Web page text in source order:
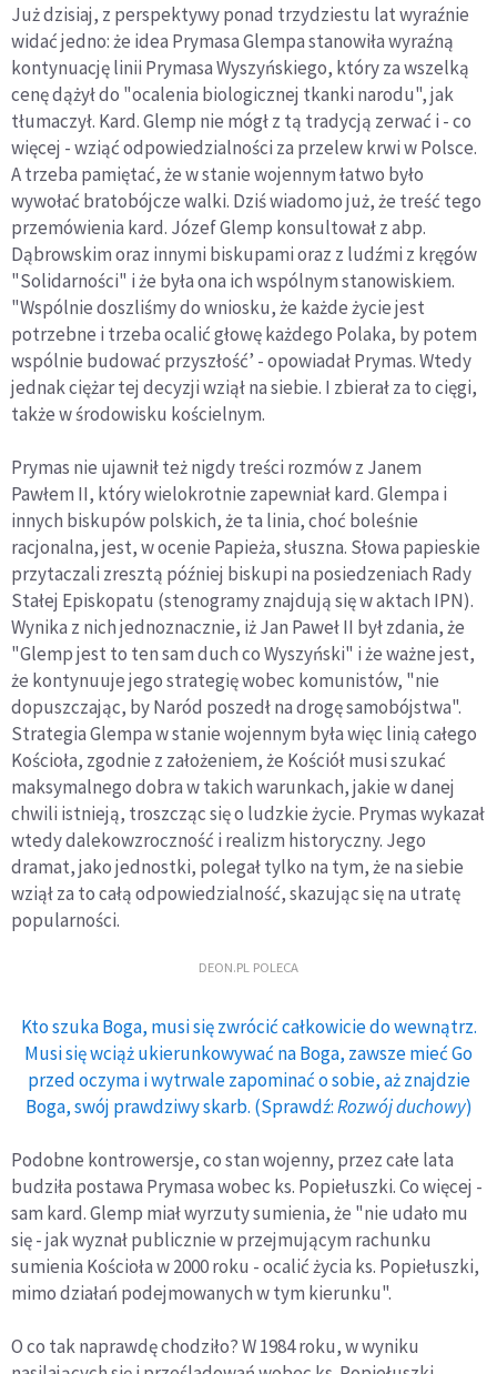
Już dzisiaj, z perspektywy ponad trzydziestu lat wyraźnie
widać jedno: że idea Prymasa Glempa stanowiła wyraźną
kontynuację linii Prymasa Wyszyńskiego, który za wszelką
cenę dążył do "ocalenia biologicznej tkanki narodu", jak
tłumaczył. Kard. Glemp nie mógł z tą tradycją zerwać i - co
więcej - wziąć odpowiedzialności za przelew krwi w Polsce.
A trzeba pamiętać, że w stanie wojennym łatwo było
wywołać bratobójcze walki. Dziś wiadomo już, że treść tego
przemówienia kard. Józef Glemp konsultował z abp.
Dąbrowskim oraz innymi biskupami oraz z ludźmi z kręgów
"Solidarności" i że była ona ich wspólnym stanowiskiem.
"Wspólnie doszliśmy do wniosku, że każde życie jest
potrzebne i trzeba ocalić głowę każdego Polaka, by potem
wspólnie budować przyszłość’ - opowiadał Prymas. Wtedy
jednak ciężar tej decyzji wziął na siebie. I zbierał za to cięgi,
także w środowisku kościelnym.
Prymas nie ujawnił też nigdy treści rozmów z Janem
Pawłem II, który wielokrotnie zapewniał kard. Glempa i
innych biskupów polskich, że ta linia, choć boleśnie
racjonalna, jest, w ocenie Papieża, słuszna. Słowa papieskie
przytaczali zresztą później biskupi na posiedzeniach Rady
Stałej Episkopatu (stenogramy znajdują się w aktach IPN).
Wynika z nich jednoznacznie, iż Jan Paweł II był zdania, że
"Glemp jest to ten sam duch co Wyszyński" i że ważne jest,
że kontynuuje jego strategię wobec komunistów, "nie
dopuszczając, by Naród poszedł na drogę samobójstwa".
Strategia Glempa w stanie wojennym była więc linią całego
Kościoła, zgodnie z założeniem, że Kościół musi szukać
maksymalnego dobra w takich warunkach, jakie w danej
chwili istnieją, troszcząc się o ludzkie życie. Prymas wykazał
wtedy dalekowzroczność i realizm historyczny. Jego
dramat, jako jednostki, polegał tylko na tym, że na siebie
wziął za to całą odpowiedzialność, skazując się na utratę
popularności.
DEON.PL POLECA
Kto szuka Boga, musi się zwrócić całkowicie do wewnątrz.
Musi się wciąż ukierunkowywać na Boga, zawsze mieć Go
przed oczyma i wytrwale zapominać o sobie, aż znajdzie
Boga, swój prawdziwy skarb. (Sprawdź:Rozwój duchowy)
Podobne kontrowersje, co stan wojenny, przez całe lata
budziła postawa Prymasa wobec ks. Popiełuszki. Co więcej -
sam kard. Glemp miał wyrzuty sumienia, że "nie udało mu
się - jak wyznał publicznie w przejmującym rachunku
sumienia Kościoła w 2000 roku - ocalić życia ks. Popiełuszki,
mimo działań podejmowanych w tym kierunku".
O co tak naprawdę chodziło? W 1984 roku, w wyniku